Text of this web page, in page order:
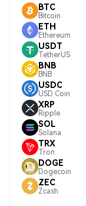
BTC
Bitcoin
ETH
Ethereum
USDT
TetherUS
BNB
BNB
USDC
USD Coin
XRP
Ripple
SOL
Solana
TRX
Tron
DOGE
Dogecoin
ZEC
Zcash